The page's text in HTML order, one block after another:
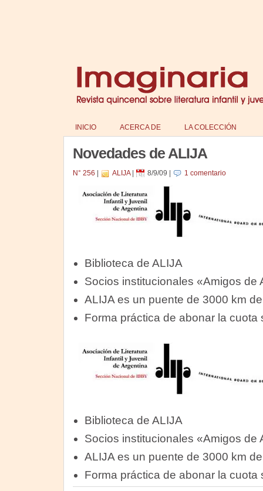
INICIO ACERCA DE LA COLECCIÓN
Novedades de ALIJA
N° 256 ALIJA| 8/9/09 1 comentario
Biblioteca de ALIJA
Socios institucionales «Amigos de
ALIJA es un puente de 3000 km
Forma práctica de abonar la cuota
Biblioteca de ALIJA
Socios institucionales «Amigos de
ALIJA es un puente de 3000 km
Forma práctica de abonar la cuota